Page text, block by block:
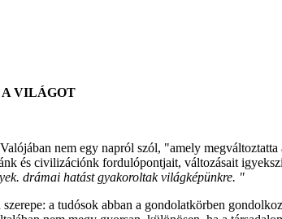
A VILÁGOT
nem egy napról szól, "amely
és civilizációnk fordulópontjait, változásait
drámai hatást gyakoroltak világképünkre. "
a tudósok abban a gondolatkörben